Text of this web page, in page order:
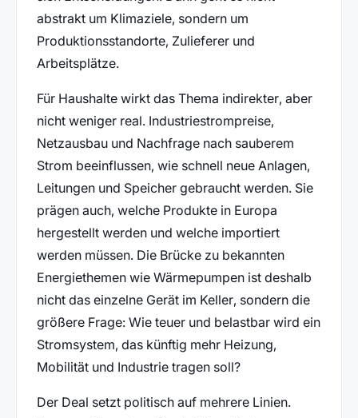
abstrakt um Klimaziele, sondern um
Produktionsstandorte, Zulieferer und
Arbeitsplätze.
Für Haushalte wirkt das Thema indirekter, aber
nicht weniger real. Industriestrompreise,
Netzausbau und Nachfrage nach sauberem
Strom beeinflussen, wie schnell neue Anlagen,
Leitungen und Speicher gebraucht werden. Sie
prägen auch, welche Produkte in Europa
hergestellt werden und welche importiert
werden müssen. Die Brücke zu bekannten
Energiethemen wie Wärmepumpen ist deshalb
nicht das einzelne Gerät im Keller, sondern die
größere Frage: Wie teuer und belastbar wird ein
Stromsystem, das künftig mehr Heizung,
Mobilität und Industrie tragen soll?
Der Deal setzt politisch auf mehrere Linien.